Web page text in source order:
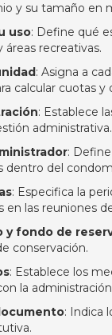
y su tamaño en
uso: Define qué
recreativas.
: Asigna a
calcular cuotas y
: Establece
administrativa.
:
dentro del
: Especifica la
las reuniones
y fondo de
conservación.
: Establece los
la
: Indica